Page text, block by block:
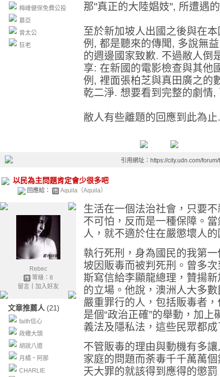
梅峰健保免費公投
慕亞
曾太公
狂老
那"真正的大陸娼妓", 所遭遇
至於新加坡人出國之後與在
例, 都是聽來的傳聞, 多說無
的週邊國家致歉. 不過敝人倒
享: 在新國的電影檢查與其他
例, 裡面張柏芝與真田廣之的
乾二淨. 想要看到完整的劇情
敝人有些離題的回應到此為
引用網址：https://city.udn.com/
以民為主問題肯定會少很多吧
回應給： Aquila（Aquila）
Rebec
等級：8
留言｜ 加入好友
文章推薦人 (21)
faith信心
政橄大頭
胡說八道
月橘‧阿那
CHARLIE
生活在一個法治社會，只要
不可怕，反而是一種保障。
人，就不適於住在嚴懲壞人
執行死刑，身為國民的我第
坡因販毒而被判死刑。曾多
斯寫信給李顯龍總理，贊揚
的立場。他說，澳洲人大多
嚴重罪行的人，包括販毒者
是個“政治正確”的舉動，加
義法及隱私法，這些民眾都成
不管販毒的理由與動機有多
家庭的問題而荼毒千千萬萬
天大罪的就該得到應得的懲